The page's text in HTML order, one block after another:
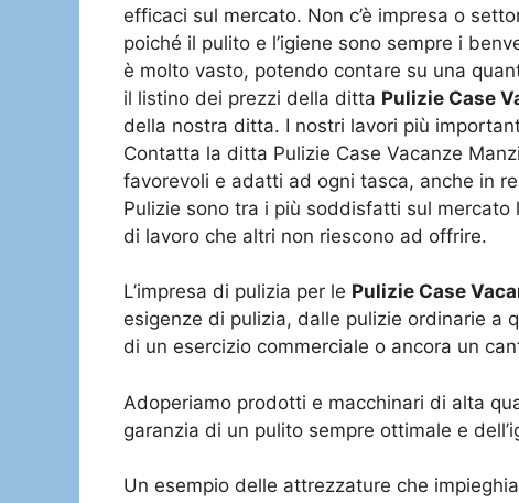
efficaci sul mercato. Non c’è impresa o
poiché il pulito e l’igiene sono sempre i
è molto vasto, potendo contare su una
il listino dei prezzi della ditta Pulizie Case
della nostra ditta. I nostri lavori più
Contatta la ditta Pulizie Case Vacanze
favorevoli e adatti ad ogni tasca, anche in
Pulizie sono tra i più soddisfatti sul
di lavoro che altri non riescono ad offrire.
L’impresa di pulizia per le Pulizie Case
esigenze di pulizia, dalle pulizie ordinarie a
di un esercizio commerciale o ancora un
Adoperiamo prodotti e macchinari di alta
garanzia di un pulito sempre ottimale e
Un esempio delle attrezzature che